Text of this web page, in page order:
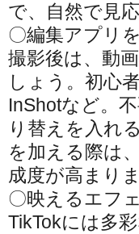
で、自然で見
〇編集アプリ
撮影後は、動
しょう。初心
InShotなど。
り替えを入れ
を加える際は
成度が高まりま
〇映えるエフ
TikTokには多